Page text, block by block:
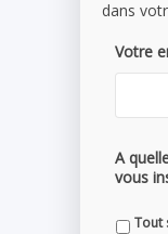
dans
Votre
A
vous
Tout